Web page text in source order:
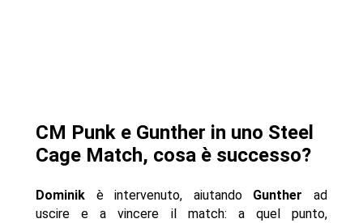
CM Punk e Gunther in uno Steel
Cage Match, cosa è successo?
Dominikè intervenuto, aiutando Gunther ad
uscire e a vincere il match: a quel punto,